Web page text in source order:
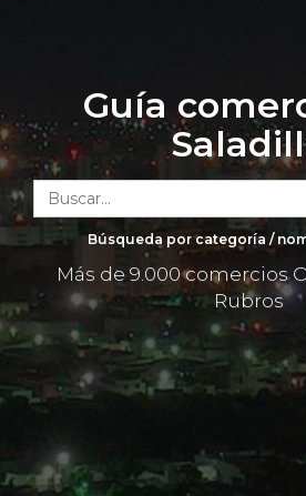
Guía
Búsqueda por categoría /
Más de 9.000 comercios
Rubros